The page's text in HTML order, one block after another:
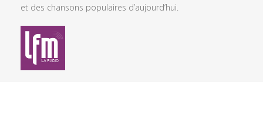
et des chansons populaires d’aujourd’hui.